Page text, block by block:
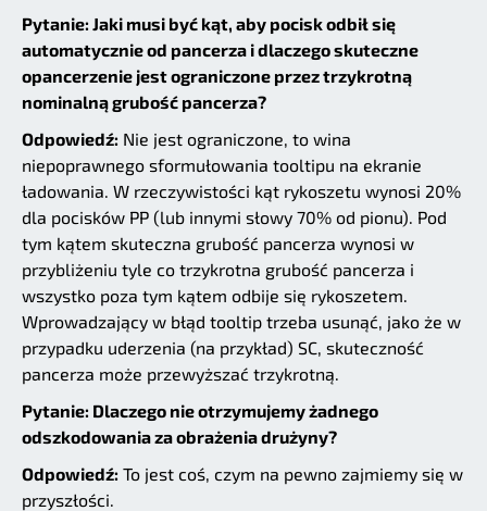
Pytanie: Jaki musi być kąt, aby pocisk odbił się
automatycznie od pancerza i dlaczego skuteczne
opancerzenie jest ograniczone przez trzykrotną
nominalną grubość pancerza?
Odpowiedź: Nie jest ograniczone, to wina
niepoprawnego sformułowania tooltipu na ekranie
ładowania. W rzeczywistości kąt rykoszetu wynosi 20%
dla pocisków PP (lub innymi słowy 70% od pionu). Pod
tym kątem skuteczna grubość pancerza wynosi w
przybliżeniu tyle co trzykrotna grubość pancerza i
wszystko poza tym kątem odbije się rykoszetem.
Wprowadzający w błąd tooltip trzeba usunąć, jako że w
przypadku uderzenia (na przykład) SC, skuteczność
pancerza może przewyższać trzykrotną.
Pytanie: Dlaczego nie otrzymujemy żadnego
odszkodowania za obrażenia drużyny?
Odpowiedź: To jest coś, czym na pewno zajmiemy się w
przyszłości.